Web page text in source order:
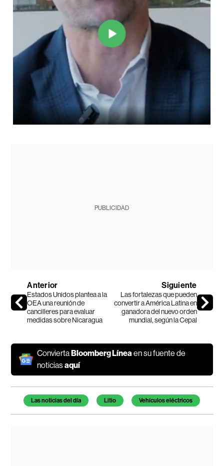
PUBLICIDAD
Anterior
Estados Unidos plantea a la
OEA una reunión de
cancilleres para evaluar
medidas sobre Nicaragua
Siguiente
Las fortalezas que pueden
convertir a América Latina en
ganadora del nuevo orden
mundial, según la Cepal
ConviertaBloomberg Línea en su fuente de
noticiasaquí
Temas de este artículo
Las noticias del día Litio Vehículos eléctricos